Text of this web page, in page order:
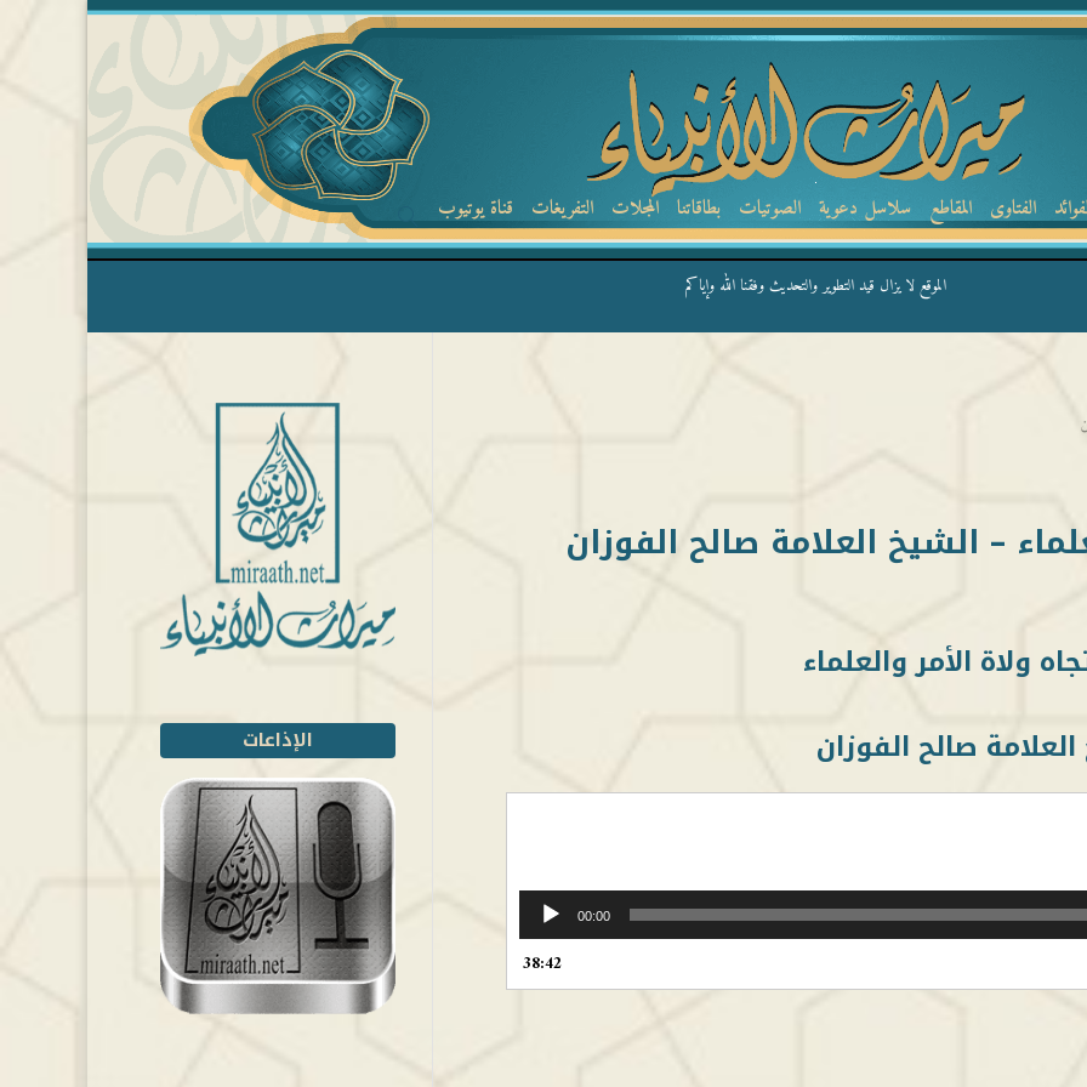
الفتاوى المقاطع سلاسل دعوية الصوتيات بطاقاتنا المجلات التفريغات قناة يوتيوب
الموقع لا يزال قيد التطوير والتحديث وفقنا الله وإياكم
– الشيخ العلامة صالح الفوزان
ولاة الأمر والعلماء
صالح الفوزان
00:00
38:42
الإذاعات